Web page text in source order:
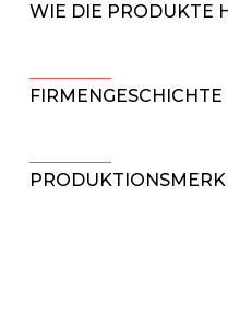
WIE DIE PRODUKTE
FIRMENGESCHICHTE